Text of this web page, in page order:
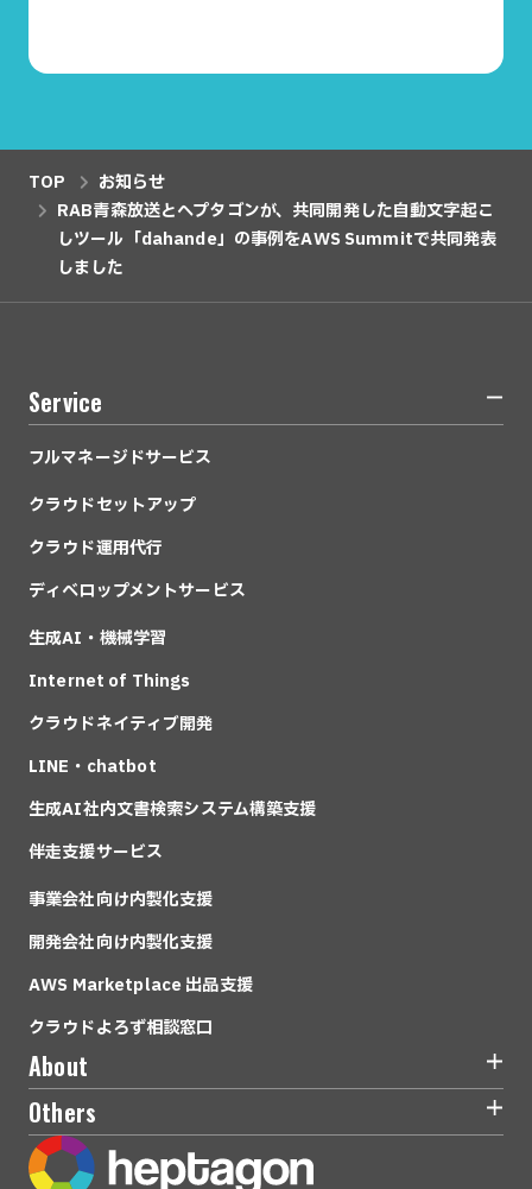
TOP
お知らせ
RAB青森放送とヘプタゴンが、共同開発した自動文字起こ
しツール「dahande」の事例をAWS Summitで共同発表
しました
Service
フルマネージドサービス
クラウドセットアップ
クラウド運用代行
ディベロップメントサービス
生成AI・機械学習
Internet of Things
クラウドネイティブ開発
LINE・chatbot
生成AI社内文書検索システム構築支援
伴走支援サービス
事業会社向け内製化支援
開発会社向け内製化支援
AWS Marketplace 出品支援
クラウドよろず相談窓口
About
Others